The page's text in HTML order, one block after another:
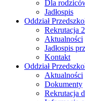
Dla
Jadłospis
Oddział
Rekrutacja
Aktualności
Jadłospis
Kontakt
Oddział
Aktualności
Dokumenty
Rekrutacja